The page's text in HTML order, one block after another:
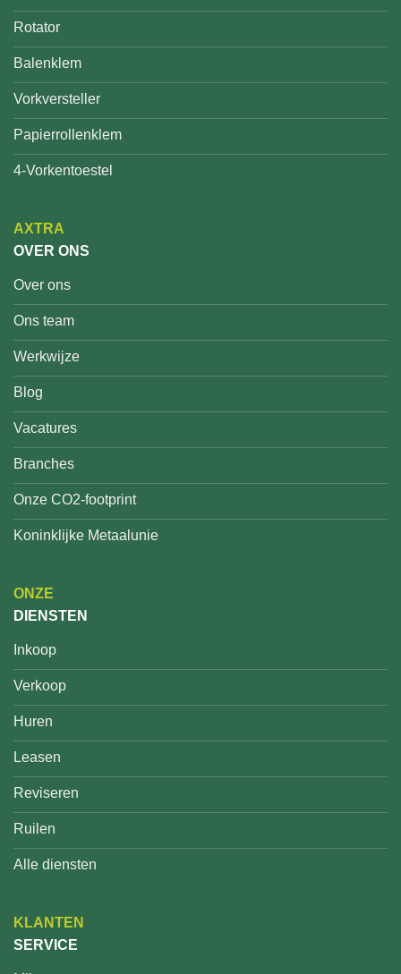
Rotator
Balenklem
Vorkversteller
Papierrollenklem
4-Vorkentoestel
AXTRA
OVER ONS
Over ons
Ons team
Werkwijze
Blog
Vacatures
Branches
Onze CO2-footprint
Koninklijke Metaalunie
ONZE
DIENSTEN
Inkoop
Verkoop
Huren
Leasen
Reviseren
Ruilen
Alle diensten
KLANTEN
SERVICE